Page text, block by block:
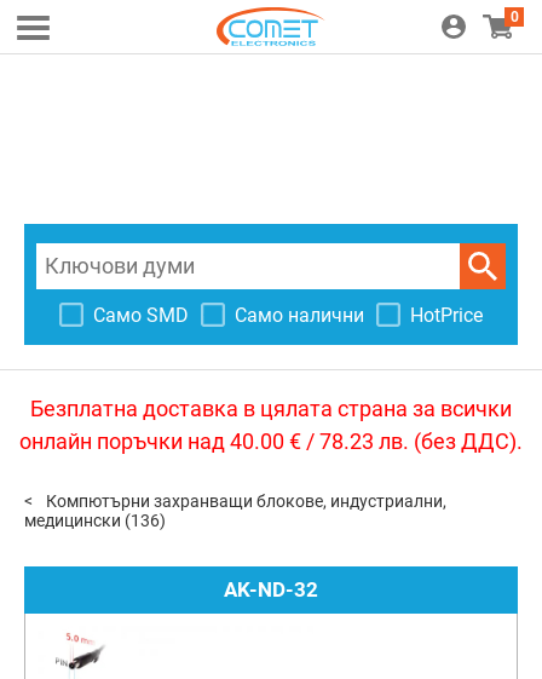
0
Само SMD Само налични HotPrice
Безплатна доставка в цялата страна за всички
онлайн поръчки над 40.00 € / 78.23 лв. (без ДДС).
Компютърни захранващи блокове, индустриални,
медицински (136)
AK-ND-32